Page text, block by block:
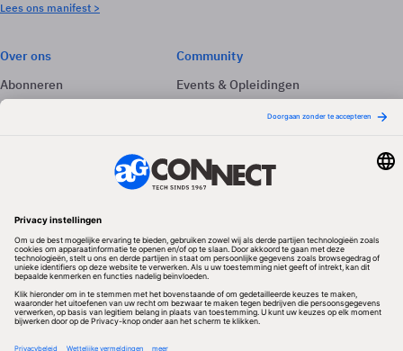
Lees ons manifest >
Over ons
Abonneren
Adverteren
Community
Events & Opleidingen
Nieuwsbrieven
Volg ons
Redactionele partner